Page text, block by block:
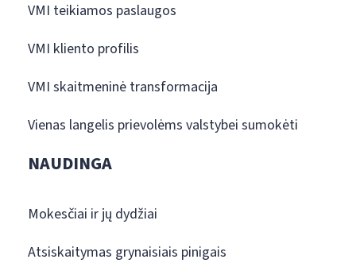
VMI teikiamos paslaugos
VMI kliento profilis
VMI skaitmeninė transformacija
Vienas langelis prievolėms valstybei sumokėti
NAUDINGA
Mokesčiai ir jų dydžiai
Atsiskaitymas grynaisiais pinigais